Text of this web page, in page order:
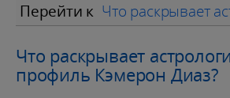
Перейти к Что раскрывает
Что раскрывает
профиль Кэмерон Диаз?